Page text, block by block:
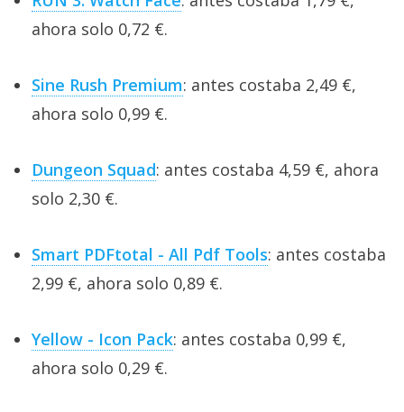
ahora solo 0,72 €.
Sine Rush Premium: antes costaba 2,49 €,
ahora solo 0,99 €.
Dungeon Squad: antes costaba 4,59 €, ahora
solo 2,30 €.
Smart PDFtotal - All Pdf Tools: antes costaba
2,99 €, ahora solo 0,89 €.
Yellow - Icon Pack: antes costaba 0,99 €,
ahora solo 0,29 €.